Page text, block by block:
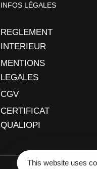
INFOS LÉGALES
REGLEMENT
INTERIEUR
MENTIONS
LEGALES
CGV
CERTIFICAT
QUALIOPI
This website uses